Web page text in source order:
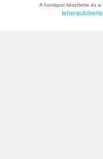
A honlapot készítette és